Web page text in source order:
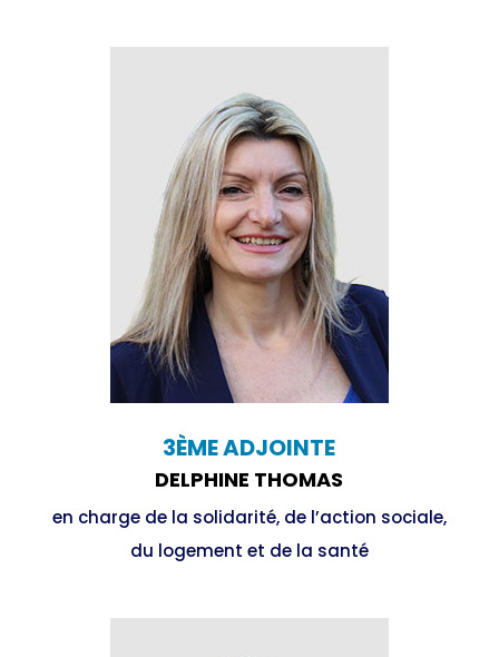
3ÈME ADJOINTE
DELPHINE THOMAS
en charge de la solidarité, de l’action sociale,
du logement et de la santé